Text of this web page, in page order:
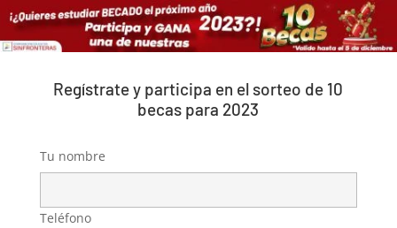
Regístrate y participa en el sorteo de 10
becas para 2023
Tu nombre
Teléfono